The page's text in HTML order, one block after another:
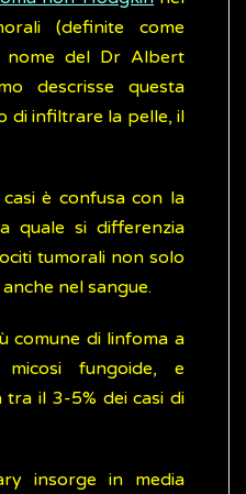
(definite come
nome del Dr Albert
descrisse questa
di infiltrare la pelle, il
è confusa con la
quale si differenzia
tumorali non solo
nel sangue.
comune di linfoma a
fungoide, e
il 3-5% dei casi di
insorge in media